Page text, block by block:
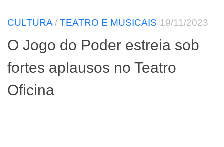
CULTURA/ TEATRO E MUSICAIS 19/11/2023
O Jogo do Poder estreia sob
fortes aplausos no Teatro
Oficina